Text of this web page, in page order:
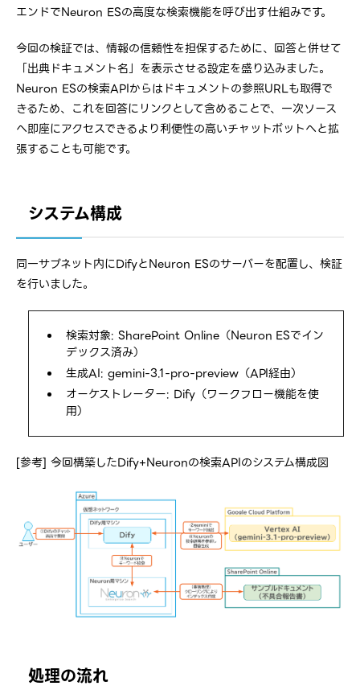
エンドでNeuron ESの高度な検索機能を呼び出す仕組みです。
今回の検証では、情報の信頼性を担保するために、回答と併せて
「出典ドキュメント名」を表示させる設定を盛り込みました。
Neuron ESの検索APIからはドキュメントの参照URLも取得で
きるため、これを回答にリンクとして含めることで、一次ソース
へ即座にアクセスできるより利便性の高いチャットボットへと拡
張することも可能です。
システム構成
同一サブネット内にDifyとNeuron ESのサーバーを配置し、検証
を行いました。
検索対象: SharePoint Online（Neuron ESでイン
デックス済み）
生成AI: gemini-3.1-pro-preview（API経由）
オーケストレーター: Dify（ワークフロー機能を使
用）
[参考] 今回構築したDify+Neuronの検索APIのシステム構成図
処理の流れ